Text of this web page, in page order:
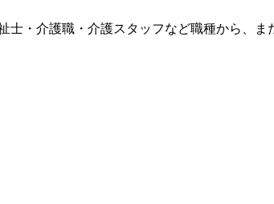
・介護職・介護スタッフなど職種から、